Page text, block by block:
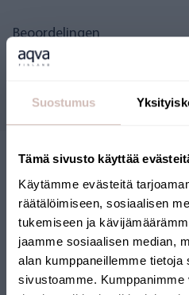
Suostumus
Tämä sivusto käyttää
Käytämme evästeitä
räätälöimiseen, sosiaalisen
tukemiseen ja
jaamme sosiaalisen median,
alan kumppaneillemme tietoja
sivustoamme. Kumppanimme
Beoordelingen
FINSE